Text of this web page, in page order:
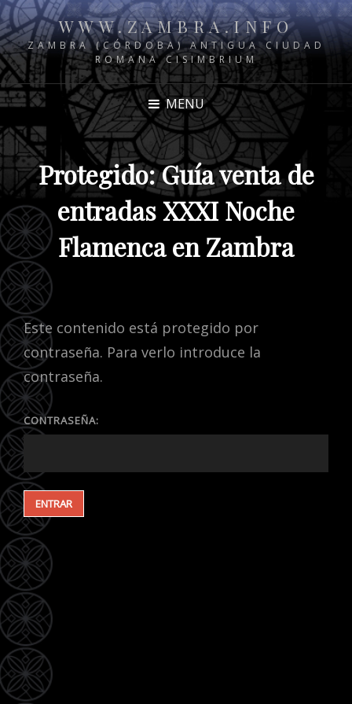
WWW.ZAMBRA.INFO
ZAMBRA (CÓRDOBA) ANTIGUA CIUDAD
ROMANA CISIMBRIUM
MENU
Protegido: Guía venta de
entradas XXXI Noche
Flamenca en Zambra
Este contenido está protegido por
contraseña. Para verlo introduce la
contraseña.
CONTRASEÑA: